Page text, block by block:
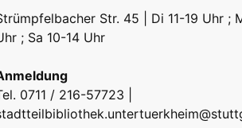
Podcast
Str. 45 | Di 11-19 Uhr ;
; Sa 10-14 Uhr
0711 / 216-57723 |